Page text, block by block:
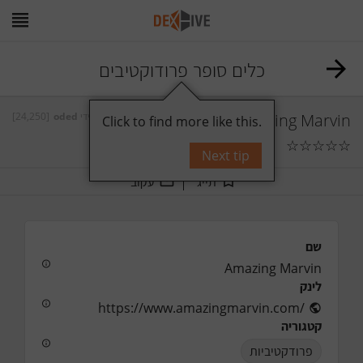
כלים סופר פרודוקטיבים
Amazing Marvin
☆
☆
☆
☆
☆
0 תגובות
תייג עקוב
שם
Amazing Marvin
לינק
https://www.amazingmarvin.com/
קטגוריה
פרודקטיביות
Click to find more like this.
Next tip